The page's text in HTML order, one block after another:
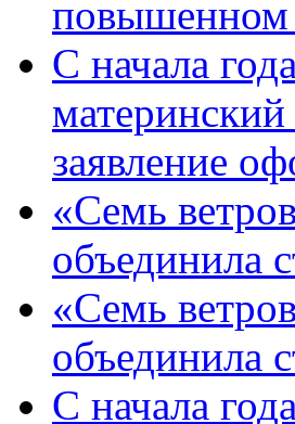
повышенном
С начала
заявление
«Семь
объединила
«Семь
объединила
С начала